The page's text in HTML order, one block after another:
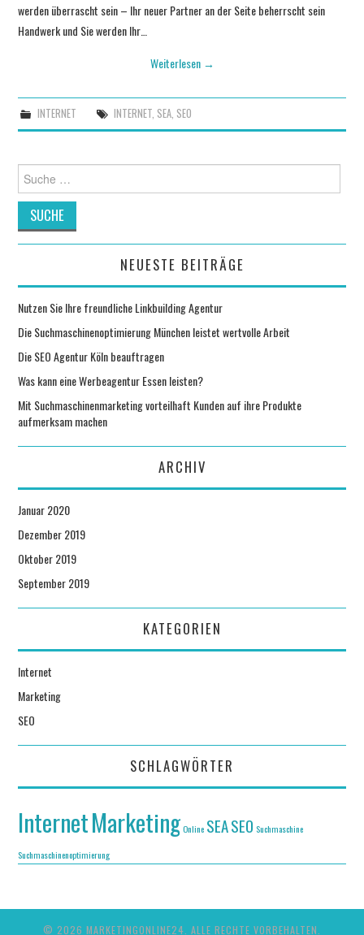
werden überrascht sein – Ihr neuer Partner an der Seite beherrscht sein
Handwerk und Sie werden Ihr…
Weiterlesen →
INTERNET INTERNET, SEA, SEO
Suche nach:
NEUESTE BEITRÄGE
Nutzen Sie Ihre freundliche Linkbuilding Agentur
Die Suchmaschinenoptimierung München leistet wertvolle Arbeit
Die SEO Agentur Köln beauftragen
Was kann eine Werbeagentur Essen leisten?
Mit Suchmaschinenmarketing vorteilhaft Kunden auf ihre Produkte
aufmerksam machen
ARCHIV
Januar 2020
Dezember 2019
Oktober 2019
September 2019
KATEGORIEN
Internet
Marketing
SEO
SCHLAGWÖRTER
InternetMarketingOnline SEASEO Suchmaschine
Suchmaschinenoptimierung
© 2026 MARKETINGONLINE24. ALLE RECHTE VORBEHALTEN.